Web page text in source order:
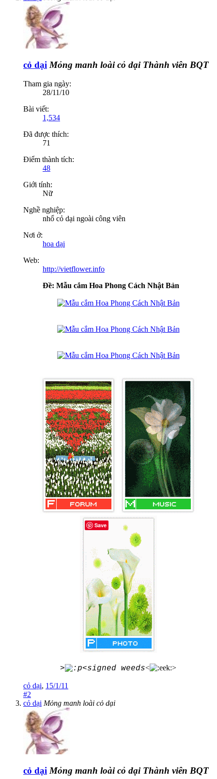
cỏ dại Mỏng manh loài cỏ dại Thành viên BQT
Tham gia ngày:
28/11/10
Bài viết:
1,534
Đã được thích:
71
Điểm thành tích:
48
Giới tính:
Nữ
Nghề nghiệp:
nhổ cỏ dại ngoài công viên
Nơi ở:
hoa dại
Web:
http://vietflower.info
Ðề: Mẫu cắm Hoa Phong Cách Nhật Bản
> <signed weeds< >
cỏ dại, 15/1/11
#2
cỏ dại Mỏng manh loài cỏ dại
cỏ dại Mỏng manh loài cỏ dại Thành viên BQT
Save